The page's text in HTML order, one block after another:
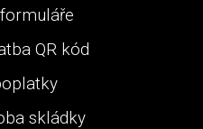
QR kód
skládky